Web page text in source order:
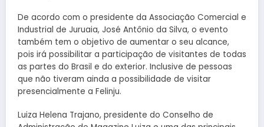
De acordo com o presidente da Associação Comercial e
Industrial de Juruaia, José Antônio da Silva, o evento
também tem o objetivo de aumentar o seu alcance,
pois irá possibilitar a participação de visitantes de todas
as partes do Brasil e do exterior. Inclusive de pessoas
que não tiveram ainda a possibilidade de visitar
presencialmente a Felinju.
Luiza Helena Trajano, presidente do Conselho de